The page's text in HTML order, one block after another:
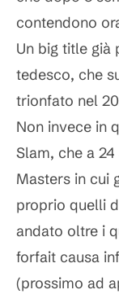
contendono
Un big title già
tedesco, che
trionfato nel
Non invece in
Slam, che a
Masters in cui
proprio quelli
andato oltre i
forfait causa
(prossimo ad